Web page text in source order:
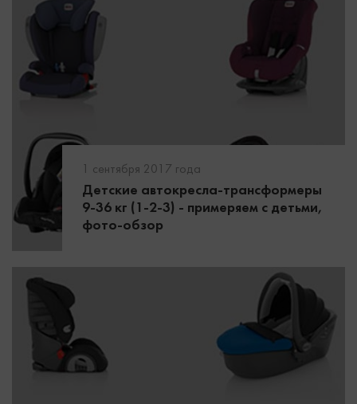
1 сентября 2017 года
Детские автокресла-трансформеры
9-36 кг (1-2-3) - примеряем с детьми,
фото-обзор